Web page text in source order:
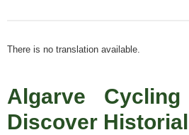
There is no translation available.
Algarve
Discover